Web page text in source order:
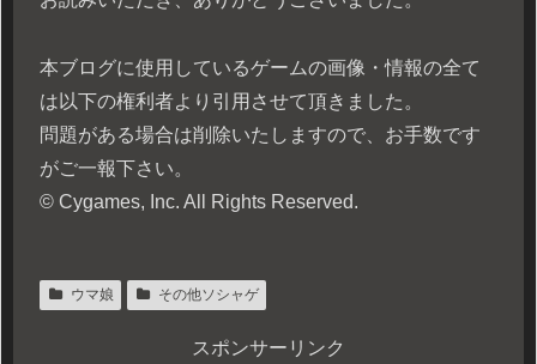
本ブログに使用しているゲームの画像・情報の全て
は以下の権利者より引用させて頂きました。
問題がある場合は削除いたしますので、お手数です
がご一報下さい。
© Cygames, Inc. All Rights Reserved.
ウマ娘 その他ソシャゲ
スポンサーリンク